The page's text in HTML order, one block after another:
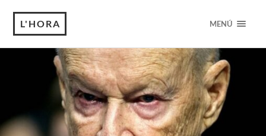
L'HORA MENÚ